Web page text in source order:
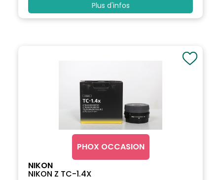
Plus d'infos
PHOX OCCASION
NIKON
NIKON Z TC-1.4X